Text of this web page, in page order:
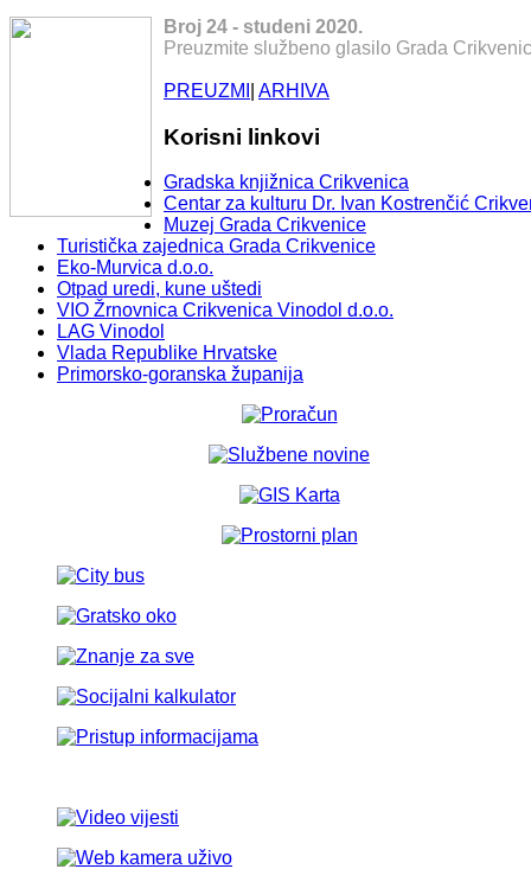
Broj 24 - studeni 2020.
Preuzmite službeno glasilo Grada
PREUZMI ARHIVA
Korisni linkovi
Gradska knjižnica Crikvenica
Centar za kulturu Dr. Ivan Kostrenčić
Muzej Grada Crikvenice
Turistička zajednica Grada Crikvenice
Eko-Murvica d.o.o.
Otpad uredi, kune uštedi
VIO Žrnovnica Crikvenica Vinodol d.o.o.
LAG Vinodol
Vlada Republike Hrvatske
Primorsko-goranska županija